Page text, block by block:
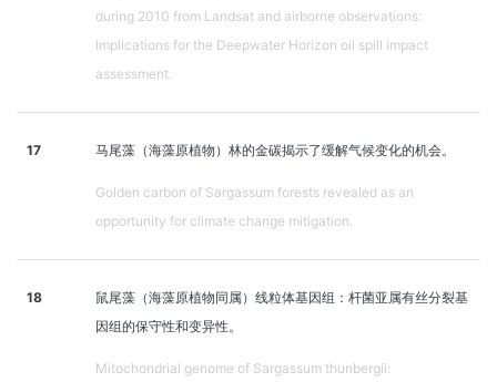
during 2010 from Landsat and airborne observations:
Implications for the Deepwater Horizon oil spill impact
assessment.
17 马尾藻（海藻原植物）林的金碳揭示了缓解气候变化的机会。
Golden carbon of Sargassum forests revealed as an
opportunity for climate change mitigation.
18
鼠尾藻（海藻原植物同属）线粒体基因组：杆菌亚属有丝分裂基
因组的保守性和变异性。
Mitochondrial genome of Sargassum thunbergii: